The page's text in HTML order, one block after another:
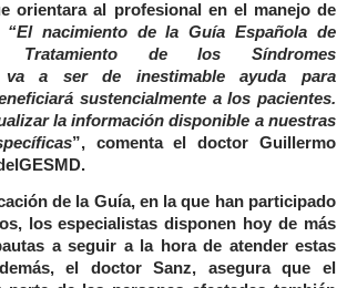
orientara al profesional en el manejo de
“El nacimiento de la Guía Española de
Tratamiento de los Síndromes
va a ser de inestimable ayuda para
sustencialmente a los pacientes.
la información disponible a nuestras
”, comenta eldoctor Guillermo
GESMD.
de la Guía, en la que han participado
los especialistas disponen hoy de más
a seguir a la hora de atender estas
el doctor Sanz, asegura que el